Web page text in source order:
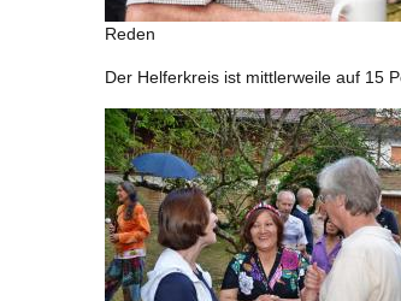
Reden
Der Helferkreis ist mittlerweile auf 15